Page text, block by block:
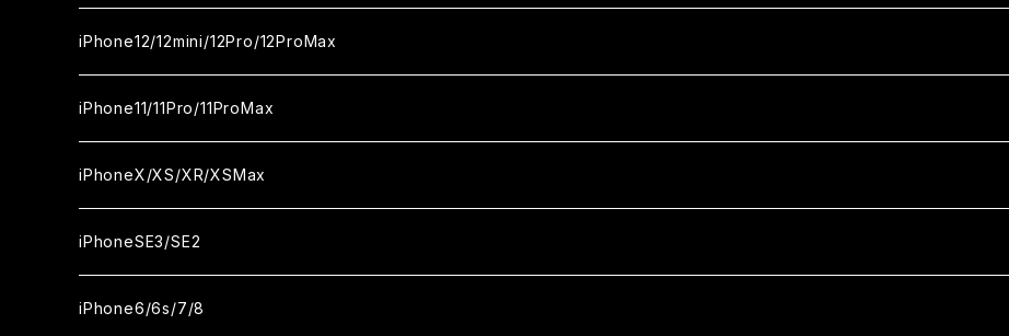
セラミックフィルム
ガラスフィルム
セラミックフィルム
iPhone16ProMax
ガラスフィルム
セラミックフィルム
セラミックフィルム
ガラスフィルム
セラミックフィルム
iPhone15Plus
ガラスフィルム
セラミックフィルム
iPhone15ProMax
ガラスフィルム
セラミックフィルム
ガラスフィルム
セラミックフィルム
iPhone14Pro
ガラスフィルム
セラミックフィルム
iPhone14Plus
ガラスフィルム
セラミックフィルム
iPhone14ProMax
ガラスフィルム
セラミックフィルム
iPhone13/13Pro
ガラスフィルム
セラミックフィルム
iPhone13mini
ガラスフィルム
セラミックフィルム
iPhone13ProMax
ガラスフィルム
セラミックフィルム
iPhone12/12mini/12Pro/12ProMax
iPhone12/12Pro
ガラスフィルム
セラミックフィルム
iPhone12mini
ガラスフィルム
セラミックフィルム
iPhone12ProMax
ガラスフィルム
iPhone11/11Pro/11ProMax
iPhone11
ガラスフィルム
セラミックフィルム
iPhone11Pro
ガラスフィルム
iPhone11Pro Max
iPhoneX/XS/XR/XSMax
iPhoneX
ガラスフィルム
iPhoneXS
iPhoneSE3/SE2
iPhoneSE3
iPhone6/6s/7/8